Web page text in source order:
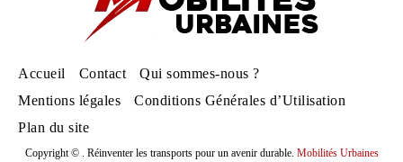
Accueil Contact
Qui sommes-nous ?
Mentions légales
Conditions Générales d’Utilisation
Plan du site
Copyright © . Réinventer les transports pour un avenir durable. Mobilités Urbaines